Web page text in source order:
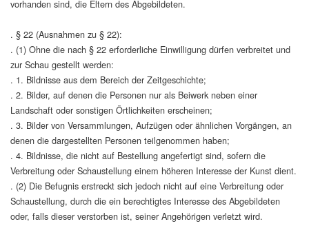
vorhanden sind, die Eltern des Abgebildeten.
. § 22 (Ausnahmen zu § 22):
. (1) Ohne die nach § 22 erforderliche Einwilligung dürfen verbreitet und
zur Schau gestellt werden:
. 1. Bildnisse aus dem Bereich der Zeitgeschichte;
. 2. Bilder, auf denen die Personen nur als Beiwerk neben einer
Landschaft oder sonstigen Örtlichkeiten erscheinen;
. 3. Bilder von Versammlungen, Aufzügen oder ähnlichen Vorgängen, an
denen die dargestellten Personen teilgenommen haben;
. 4. Bildnisse, die nicht auf Bestellung angefertigt sind, sofern die
Verbreitung oder Schaustellung einem höheren Interesse der Kunst dient.
. (2) Die Befugnis erstreckt sich jedoch nicht auf eine Verbreitung oder
Schaustellung, durch die ein berechtigtes Interesse des Abgebildeten
oder, falls dieser verstorben ist, seiner Angehörigen verletzt wird.